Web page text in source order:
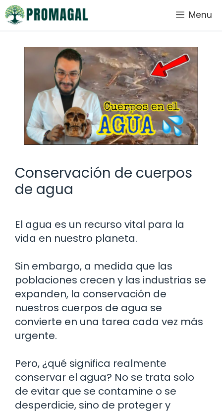
Saltar
al
Menu
Conservación de cuerpos
de agua
El agua es un recurso vital para la
vida en nuestro planeta.
Sin embargo, a medida que las
poblaciones crecen y las industrias se
expanden, la conservación de
nuestros cuerpos de agua se
convierte en una tarea cada vez más
urgente.
Pero, ¿qué significa realmente
conservar el agua? No se trata solo
de evitar que se contamine o se
desperdicie, sino de proteger y